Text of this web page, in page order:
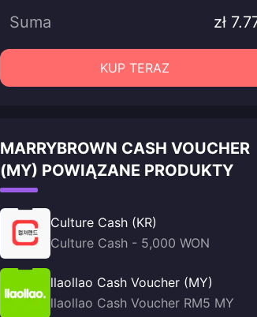
Suma zł
KUP TERAZ
MARRYBROWN CASH VOUCHER
(MY) POWIĄZANE PRODUKTY
Culture Cash (KR)
Culture Cash - 5,000 WON
llaollao Cash Voucher (MY)
llaollao Cash Voucher RM5 MY